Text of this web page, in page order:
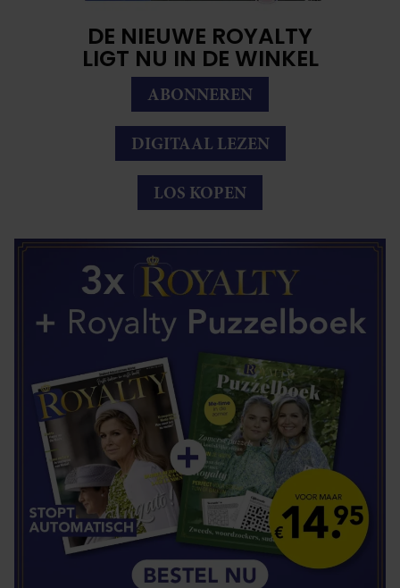
DE NIEUWE ROYALTY
LIGT NU IN DE WINKEL
ABONNEREN
DIGITAAL LEZEN
LOS KOPEN